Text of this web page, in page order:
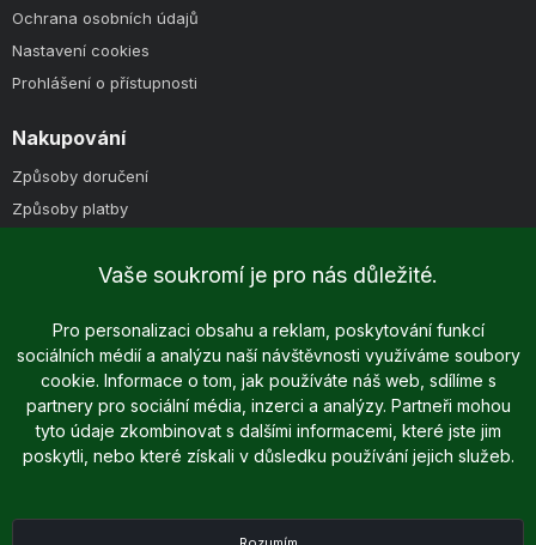
Ochrana osobních údajů
Nastavení cookies
Prohlášení o přístupnosti
Nakupování
Způsoby doručení
Způsoby platby
Copyright © 2025 - 2026 Dreame.cz | Všechna práva vyhrazena
účtenku. Zároveň je povinen zaevidovat přijatou tržbu u správce daně
Vaše soukromí je pro nás důležité.
Pro personalizaci obsahu a reklam, poskytování funkcí
sociálních médií a analýzu naší návštěvnosti využíváme soubory
cookie. Informace o tom, jak používáte náš web, sdílíme s
partnery pro sociální média, inzerci a analýzy. Partneři mohou
tyto údaje zkombinovat s dalšími informacemi, které jste jim
poskytli, nebo které získali v důsledku používání jejich služeb.